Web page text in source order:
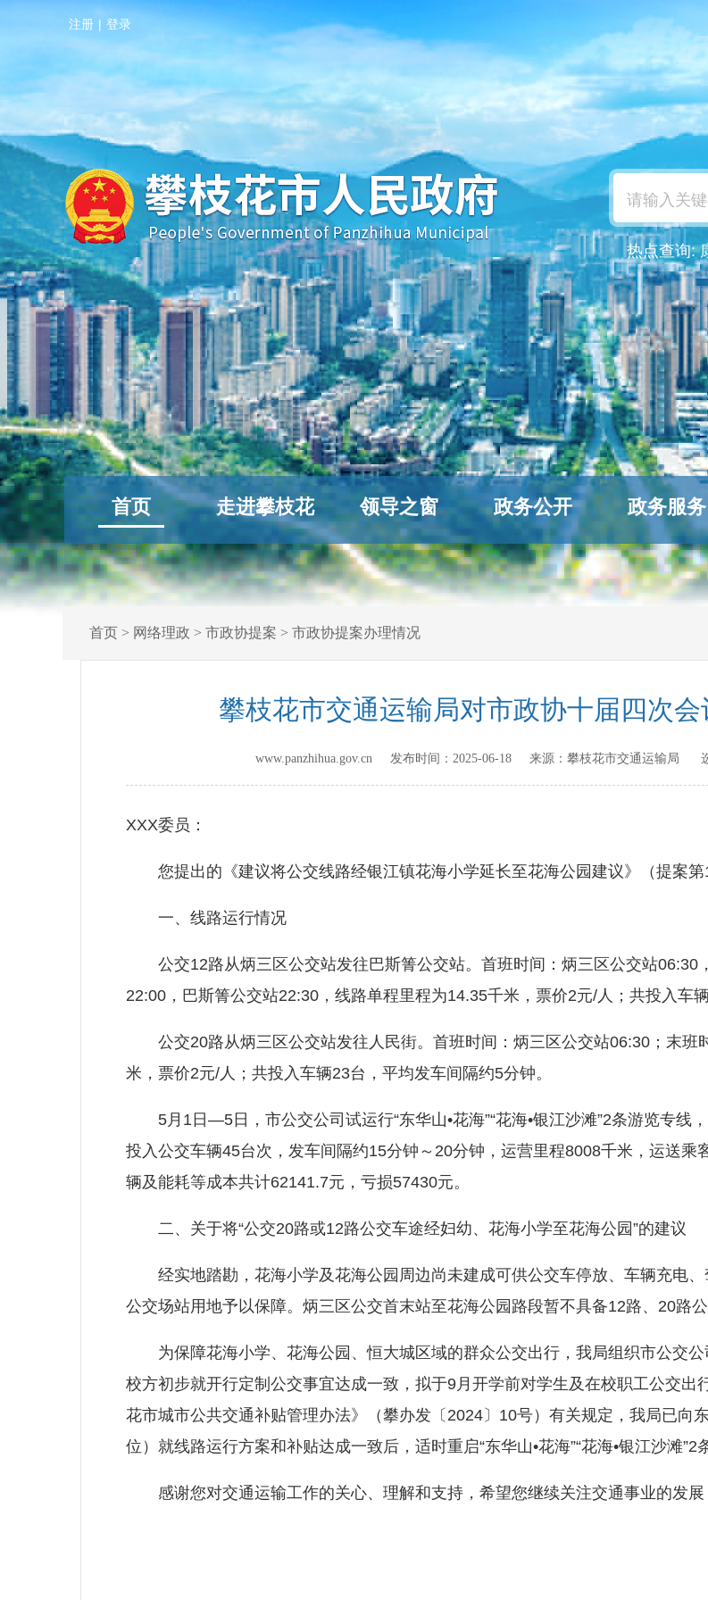
注册 | 登录
热点查询:
首页 走进攀枝花 领导之窗 政务公开 政务服务
首页> 网络理政 > 市政协提案 > 市政协提案办理情况
攀枝花市交通运输局对市政协十届四次
www.panzhihua.gov.cn 发布时间： 2025-06-18来源： 攀枝花市交通运输局 选
XXX委员：
您提出的《建议将公交线路经银江镇花海小学延长至花海公园建议》（提案第
一、线路运行情况
公交12路从炳三区公交站发往巴斯箐公交站。首班时间：炳三区公交站06:30
22:00，巴斯箐公交站22:30，线路单程里程为14.35千米，票价2元/人；共投入车
公交20路从炳三区公交站发往人民街。首班时间：炳三区公交站06:30；末班
米，票价2元/人；共投入车辆23台，平均发车间隔约5分钟。
5月1日—5日，市公交公司试运行“东华山•花海”“花海•银江沙滩”2条游览专线
投入公交车辆45台次，发车间隔约15分钟～20分钟，运营里程8008千米，运送
辆及能耗等成本共计62141.7元，亏损57430元。
二、关于将“公交20路或12路公交车途经妇幼、花海小学至花海公园”的建议
经实地踏勘，花海小学及花海公园周边尚未建成可供公交车停放、车辆充电、
公交场站用地予以保障。炳三区公交首末站至花海公园路段暂不具备12路、20路公
为保障花海小学、花海公园、恒大城区域的群众公交出行，我局组织市公交公
校方初步就开行定制公交事宜达成一致，拟于9月开学前对学生及在校职工公交
花市城市公共交通补贴管理办法》（攀办发〔2024〕10号）有关规定，我局已向
位）就线路运行方案和补贴达成一致后，适时重启“东华山•花海”“花海•银江沙滩”2
感谢您对交通运输工作的关心、理解和支持，希望您继续关注交通事业的发展